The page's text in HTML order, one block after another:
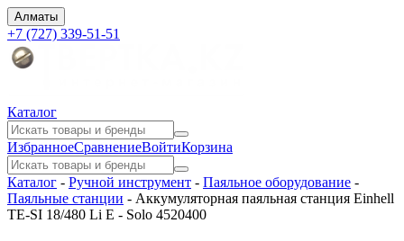
Алматы
+7 (727) 339-51-51
Каталог
ИзбранноеСравнениеВойтиКорзина
Каталог - Ручной инструмент - Паяльное оборудование -
Паяльные станции - Аккумуляторная паяльная станция Einhell
TE-SI 18/480 Li E - Solo 4520400